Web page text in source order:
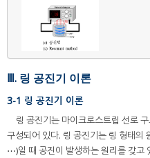
Ⅲ. 링 공진기 이론
3-1 링 공진기 이론
링 공진기는 마이크로스트립 선로
구성되어 있다. 링 공진기는 링 형태의
⋯)일 때 공진이 발생하는 원리를 갖고